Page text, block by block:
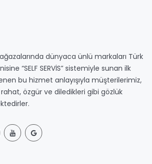
dünyaca ünlü markaları Türk
“SELF SERVİS” sistemiyle sunan ilk
bu hizmet anlayışıyla müşterilerimiz,
özgür ve diledikleri gibi gözlük